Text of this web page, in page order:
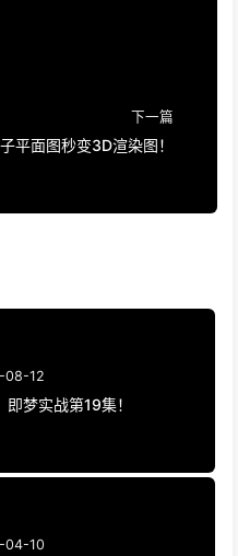
下一篇
平面图秒变3D渲染图！
08-12
梦实战第19集！
04-10